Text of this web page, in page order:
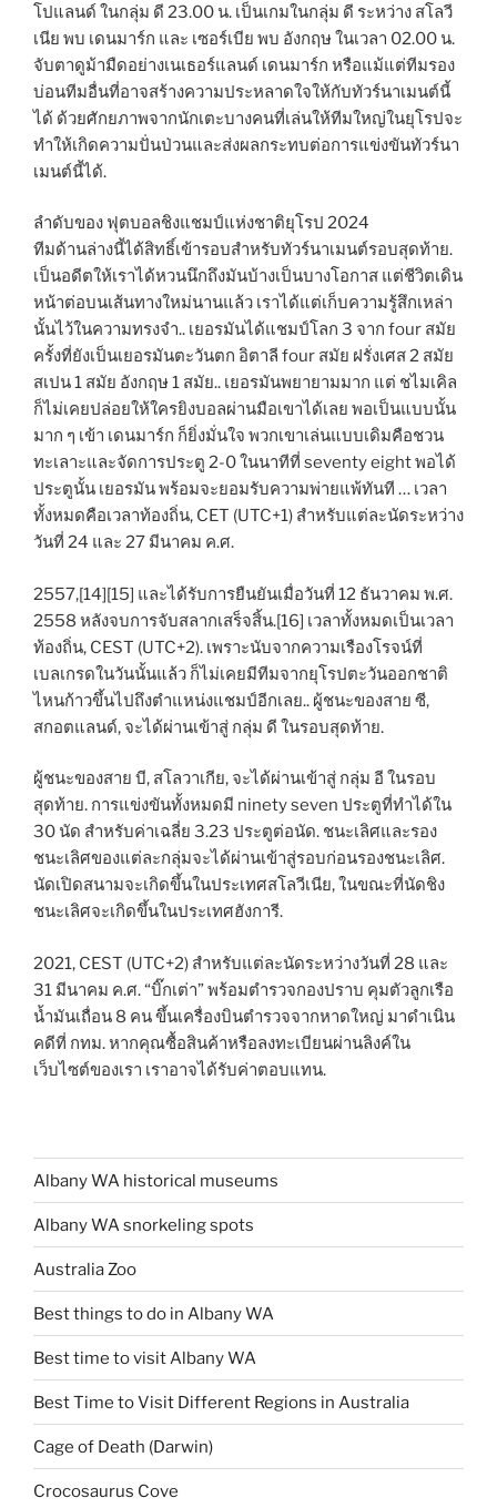
โปแลนด์ ในกลุ่ม ดี 23.00 น. เป็นเกมในกลุ่ม ดี ระหว่าง สโลวี
เนีย พบ เดนมาร์ก และ เซอร์เบีย พบ อังกฤษ ในเวลา 02.00 น.
จับตาดูม้ามืดอย่างเนเธอร์แลนด์ เดนมาร์ก หรือแม้แต่ทีมรอง
บ่อนทีมอื่นที่อาจสร้างความประหลาดใจให้กับทัวร์นาเมนต์นี้
ได้ ด้วยศักยภาพจากนักเตะบางคนที่เล่นให้ทีมใหญ่ในยุโรปจะ
ทำให้เกิดความปั่นป่วนและส่งผลกระทบต่อการแข่งขันทัวร์นา
เมนต์นี้ได้.
ลำดับของ ฟุตบอลชิงแชมป์แห่งชาติยุโรป 2024
ทีมด้านล่างนี้ได้สิทธิ์เข้ารอบสำหรับทัวร์นาเมนต์รอบสุดท้าย.
เป็นอดีตให้เราได้หวนนึกถึงมันบ้างเป็นบางโอกาส แต่ชีวิตเดิน
หน้าต่อบนเส้นทางใหม่นานแล้ว เราได้แต่เก็บความรู้สึกเหล่า
นั้นไว้ในความทรงจำ.. เยอรมันได้แชมป์โลก 3 จาก four สมัย
ครั้งที่ยังเป็นเยอรมันตะวันตก อิตาลี four สมัย ฝรั่งเศส 2 สมัย
สเปน 1 สมัย อังกฤษ 1 สมัย.. เยอรมันพยายามมาก แต่ ชไมเคิล
ก็ไม่เคยปล่อยให้ใครยิงบอลผ่านมือเขาได้เลย พอเป็นแบบนั้น
มาก ๆ เข้า เดนมาร์ก ก็ยิ่งมั่นใจ พวกเขาเล่นแบบเดิมคือชวน
ทะเลาะและจัดการประตู 2-0 ในนาทีที่ seventy eight พอได้
ประตูนั้น เยอรมัน พร้อมจะยอมรับความพ่ายแพ้ทันที … เวลา
ทั้งหมดคือเวลาท้องถิ่น, CET (UTC+1) สำหรับแต่ละนัดระหว่าง
วันที่ 24 และ 27 มีนาคม ค.ศ.
2557,[14][15] และได้รับการยืนยันเมื่อวันที่ 12 ธันวาคม พ.ศ.
2558 หลังจบการจับสลากเสร็จสิ้น.[16] เวลาทั้งหมดเป็นเวลา
ท้องถิ่น, CEST (UTC+2). เพราะนับจากความเรืองโรจน์ที่
เบลเกรดในวันนั้นแล้ว ก็ไม่เคยมีทีมจากยุโรปตะวันออกชาติ
ไหนก้าวขึ้นไปถึงตำแหน่งแชมป์อีกเลย.. ผู้ชนะของสาย ซี,
สกอตแลนด์, จะได้ผ่านเข้าสู่ กลุ่ม ดี ในรอบสุดท้าย.
ผู้ชนะของสาย บี, สโลวาเกีย, จะได้ผ่านเข้าสู่ กลุ่ม อี ในรอบ
สุดท้าย. การแข่งขันทั้งหมดมี ninety seven ประตูที่ทำได้ใน
30 นัด สำหรับค่าเฉลี่ย 3.23 ประตูต่อนัด. ชนะเลิศและรอง
ชนะเลิศของแต่ละกลุ่มจะได้ผ่านเข้าสู่รอบก่อนรองชนะเลิศ.
นัดเปิดสนามจะเกิดขึ้นในประเทศสโลวีเนีย, ในขณะที่นัดชิง
ชนะเลิศจะเกิดขึ้นในประเทศฮังการี.
2021, CEST (UTC+2) สำหรับแต่ละนัดระหว่างวันที่ 28 และ
31 มีนาคม ค.ศ. “บิ๊กเต่า” พร้อมตำรวจกองปราบ คุมตัวลูกเรือ
น้ำมันเถื่อน 8 คน ขึ้นเครื่องบินตำรวจจากหาดใหญ่ มาดำเนิน
คดีที่ กทม. หากคุณซื้อสินค้าหรือลงทะเบียนผ่านลิงค์ใน
เว็บไซต์ของเรา เราอาจได้รับค่าตอบแทน.
Albany WA historical museums
Albany WA snorkeling spots
Australia Zoo
Best things to do in Albany WA
Best time to visit Albany WA
Best Time to Visit Different Regions in Australia
Cage of Death (Darwin)
Crocosaurus Cove